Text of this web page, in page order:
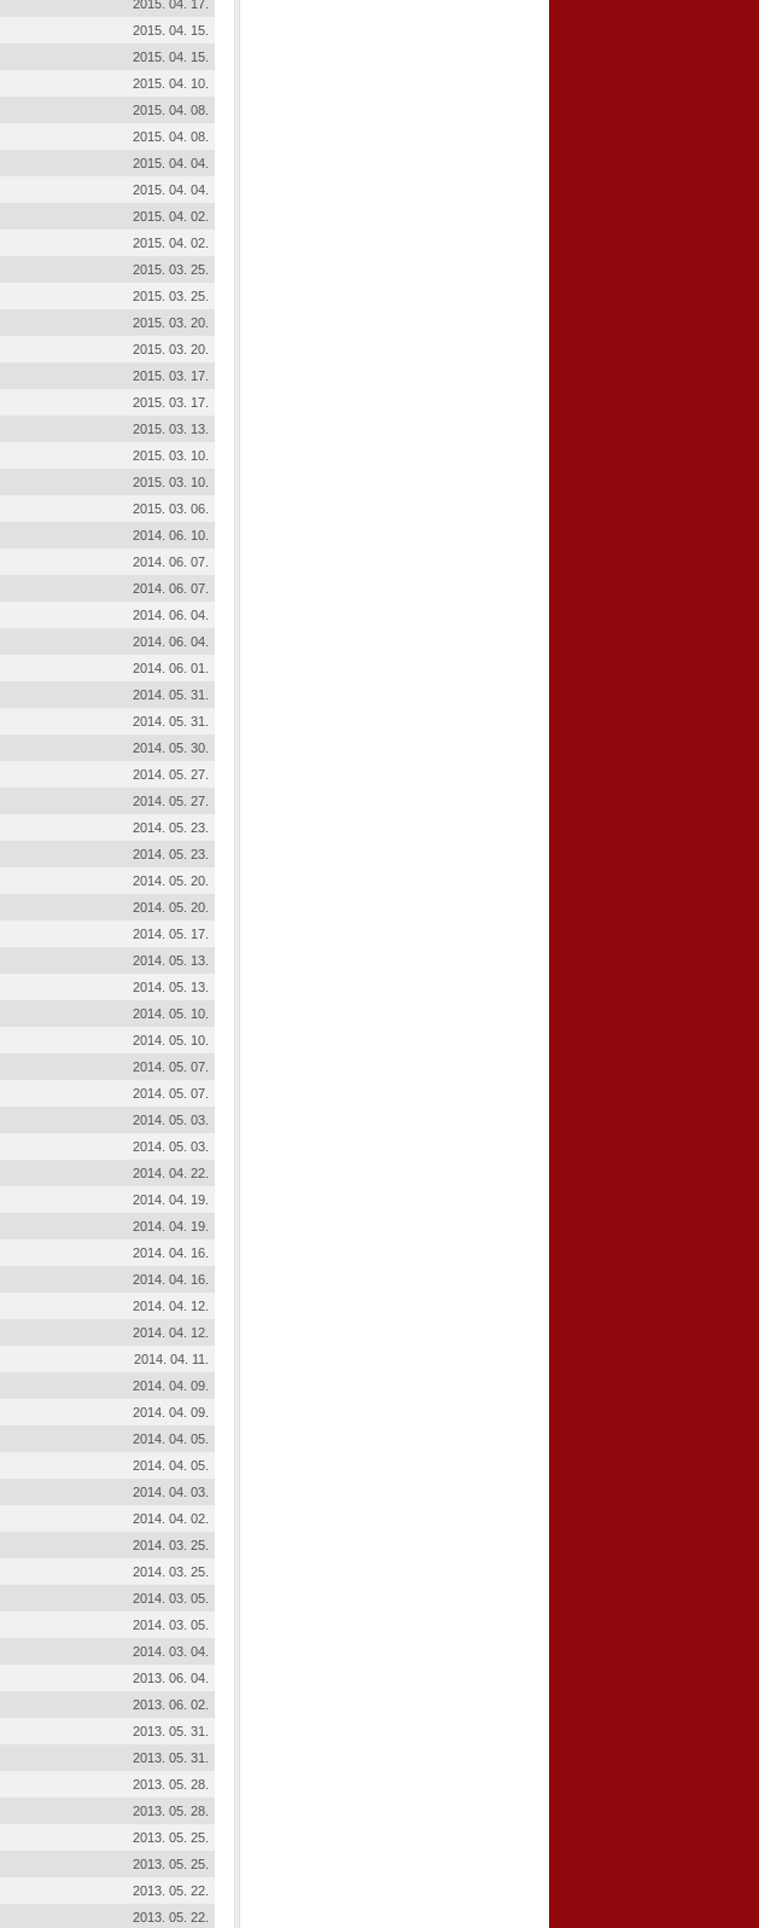
2015. 04. 17.
2015. 04. 15.
2015. 04. 15.
2015. 04. 10.
2015. 04. 08.
2015. 04. 08.
2015. 04. 04.
2015. 04. 04.
2015. 04. 02.
2015. 04. 02.
2015. 03. 25.
2015. 03. 25.
2015. 03. 20.
2015. 03. 20.
2015. 03. 17.
2015. 03. 17.
2015. 03. 13.
2015. 03. 10.
2015. 03. 10.
2015. 03. 06.
2014. 06. 10.
2014. 06. 07.
2014. 06. 07.
2014. 06. 04.
2014. 06. 04.
2014. 06. 01.
2014. 05. 31.
2014. 05. 31.
2014. 05. 30.
2014. 05. 27.
2014. 05. 27.
2014. 05. 23.
2014. 05. 23.
2014. 05. 20.
2014. 05. 20.
2014. 05. 17.
2014. 05. 13.
2014. 05. 13.
2014. 05. 10.
2014. 05. 10.
2014. 05. 07.
2014. 05. 07.
2014. 05. 03.
2014. 05. 03.
2014. 04. 22.
2014. 04. 19.
2014. 04. 19.
2014. 04. 16.
2014. 04. 16.
2014. 04. 12.
2014. 04. 12.
2014. 04. 11.
2014. 04. 09.
2014. 04. 09.
2014. 04. 05.
2014. 04. 05.
2014. 04. 03.
2014. 04. 02.
2014. 03. 25.
2014. 03. 25.
2014. 03. 05.
2014. 03. 05.
2014. 03. 04.
2013. 06. 04.
2013. 06. 02.
2013. 05. 31.
2013. 05. 31.
2013. 05. 28.
2013. 05. 28.
2013. 05. 25.
2013. 05. 25.
2013. 05. 22.
2013. 05. 22.